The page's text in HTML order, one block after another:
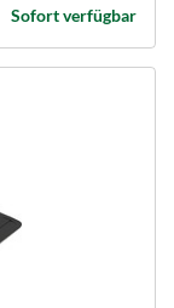
Sofort verfügbar